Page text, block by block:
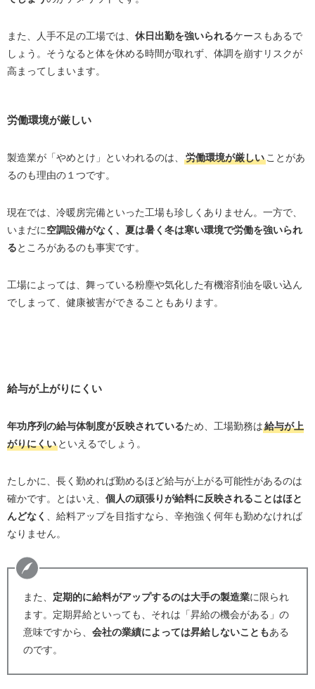
また、人手不足の工場では、 休日出勤を強いられるケースもあるで
しょう。そうなると体を休める時間が取れず、体調を崩すリスクが
高まってしまいます。
労働環境が厳しい
製造業が「やめとけ」といわれるのは、 労働環境が厳しいことがあ
るのも理由の１つです。
現在では、冷暖房完備といった工場も珍しくありません。一方で、
いまだに空調設備がなく、夏は暑く冬は寒い環境で労働を強いられ
るところがあるのも事実です。
工場によっては、舞っている粉塵や気化した有機溶剤油を吸い込ん
でしまって、健康被害ができることもあります。
給与が上がりにくい
年功序列の給与体制度が反映されているため、工場勤務は給与が上
がりにくいといえるでしょう。
たしかに、長く勤めれば勤めるほど給与が上がる可能性があるのは
確かです。とはいえ、 個人の頑張りが給料に反映されることはほと
んどなく 、給料アップを目指すなら、辛抱強く何年も勤めなければ
なりません。
また、 定期的に給料がアップするのは大手の製造業に限られ
ます。定期昇給といっても、それは「昇給の機会がある」の
意味ですから、 会社の業績によっては昇給しないこともある
のです。